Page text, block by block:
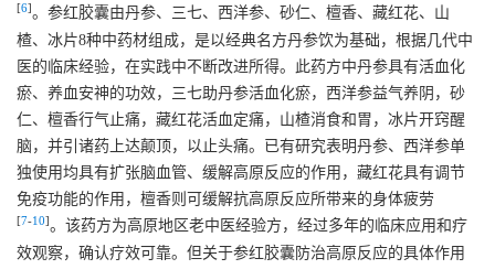
[6]。参红胶囊由丹参、三七、西洋参、砂仁、檀香、藏红花、山
楂、冰片8种中药材组成，是以经典名方丹参饮为基础，根据几代中
医的临床经验，在实践中不断改进所得。此药方中丹参具有活血化
瘀、养血安神的功效，三七助丹参活血化瘀，西洋参益气养阴，砂
仁、檀香行气止痛，藏红花活血定痛，山楂消食和胃，冰片开窍醒
脑，并引诸药上达颠顶，以止头痛。已有研究表明丹参、西洋参单
独使用均具有扩张脑血管、缓解高原反应的作用，藏红花具有调节
免疫功能的作用，檀香则可缓解抗高原反应所带来的身体疲劳
[7-10]。该药方为高原地区老中医经验方，经过多年的临床应用和疗
效观察，确认疗效可靠。但关于参红胶囊防治高原反应的具体作用